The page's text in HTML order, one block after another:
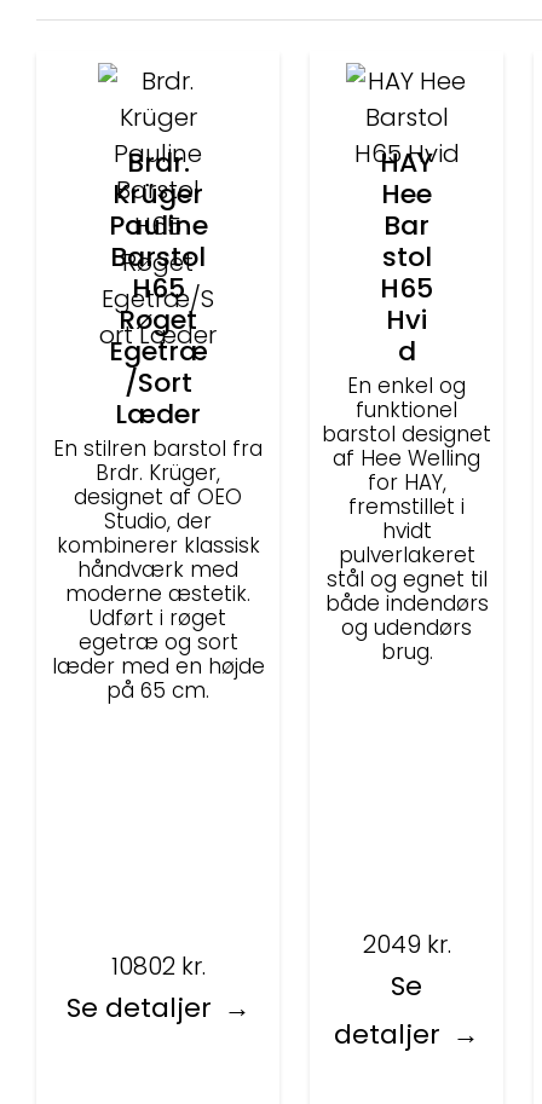
Brdr.
Krüger
Pauline
Barstol
H65
Røget
Egetræ
/Sort
Læder
En stilren barstol fra
Brdr. Krüger,
designet af OEO
Studio, der
kombinerer klassisk
håndværk med
moderne æstetik.
Udført i røget
egetræ og sort
læder med en højde
på 65 cm.
10802 kr.
Se detaljer
HAY
Hee
Bar
stol
H65
Hvi
d
En enkel og
funktionel
barstol designet
af Hee Welling
for HAY,
fremstillet i
hvidt
pulverlakeret
stål og egnet til
både indendørs
og udendørs
brug.
2049 kr.
Se
detaljer